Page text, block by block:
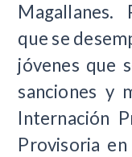
Magallanes.
que se
jóvenes que
sanciones y
Internación
Provisoria